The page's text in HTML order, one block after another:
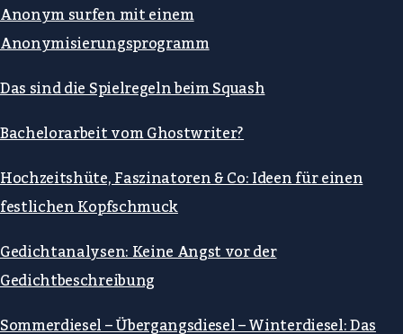
Anonym surfen mit einem
Anonymisierungsprogramm
Das sind die Spielregeln beim Squash
Bachelorarbeit vom Ghostwriter?
Hochzeitshüte, Faszinatoren & Co: Ideen für einen
festlichen Kopfschmuck
Gedichtanalysen: Keine Angst vor der
Gedichtbeschreibung
Sommerdiesel – Übergangsdiesel – Winterdiesel: Das